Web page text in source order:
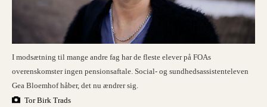
De udbetalte beløb i de to eksempler er før skat
og i nutidskroner og bygger på prognoser i
PenSams koncept Fleksion.
Vi har ikke foretaget præcise beregninger på
Gea Bloemhofs økonomi. Eksemplerne her er
alene tænkt til at illustrere betydningen af
pension af elevlønnen.
I modsætning til mange andre fag har de fleste elever på FOAs
overenskomster ingen pensionsaftale. Social- og sundhedsassistenteleven
Gea Bloemhof håber, det nu ændrer sig.
Tor Birk Trads